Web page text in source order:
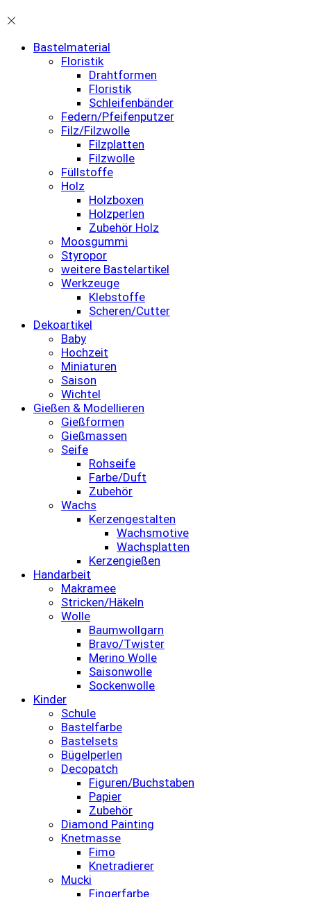
Bastelmaterial
Floristik
Drahtformen
Floristik
Schleifenbänder
Federn/Pfeifenputzer
Filz/Filzwolle
Filzplatten
Filzwolle
Füllstoffe
Holz
Holzboxen
Holzperlen
Zubehör Holz
Moosgummi
Styropor
weitere Bastelartikel
Werkzeuge
Klebstoffe
Scheren/Cutter
Dekoartikel
Baby
Hochzeit
Miniaturen
Saison
Wichtel
Gießen & Modellieren
Gießformen
Gießmassen
Seife
Rohseife
Farbe/Duft
Zubehör
Wachs
Kerzengestalten
Wachsmotive
Wachsplatten
Kerzengießen
Handarbeit
Makramee
Stricken/Häkeln
Wolle
Baumwollgarn
Bravo/Twister
Merino Wolle
Saisonwolle
Sockenwolle
Kinder
Schule
Bastelfarbe
Bastelsets
Bügelperlen
Decopatch
Figuren/Buchstaben
Papier
Zubehör
Diamond Painting
Knetmasse
Fimo
Knetradierer
Mucki
Fingerfarbe